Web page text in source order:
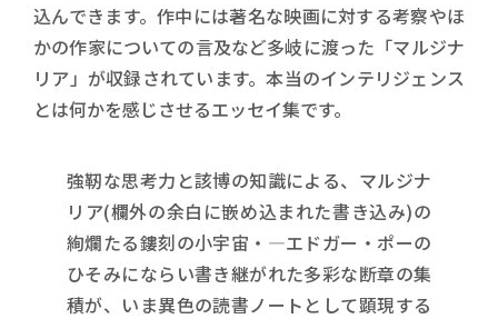
込んできます。作中には著名な映画に対する考察やほ
かの作家についての言及など多岐に渡った「マルジナ
リア」が収録されています。本当のインテリジェンス
とは何かを感じさせるエッセイ集です。
強靭な思考力と該博の知識による、マルジナ
リア(欄外の余白に嵌め込まれた書き込み)の
絢爛たる鏤刻の小宇宙・―エドガー・ポーの
ひそみにならい書き継がれた多彩な断章の集
積が、いま異色の読書ノートとして顕現する